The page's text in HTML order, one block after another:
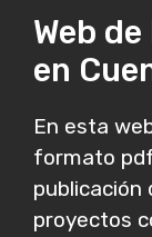
Web
en
En esta
formato
publicación
proyectos